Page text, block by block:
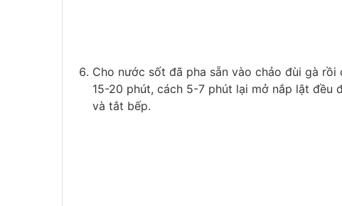
Cho nước sốt đã pha sẵn vào chảo đùi gà
15-20 phút, cách 5-7 phút lại mở nắp lật đều
và tắt bếp.